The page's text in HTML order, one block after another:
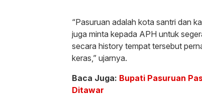
“Pasuruan adalah kota santri dan
juga minta kepada APH untuk
secara history tempat tersebut
keras,” ujarnya.
Baca Juga: Bupati Pasuruan
Ditawar